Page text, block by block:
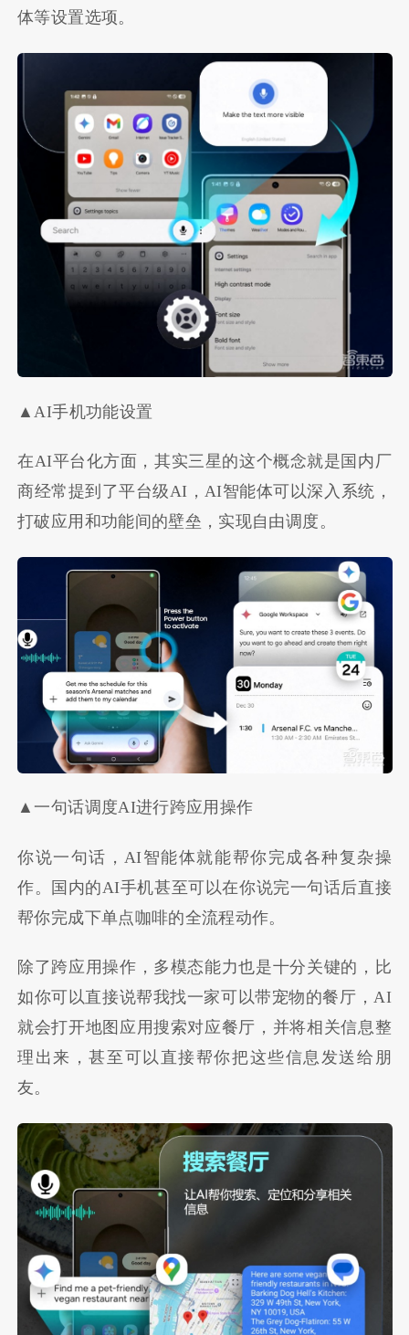
体等设置选项。
▲AI手机功能设置
在AI平台化方面，其实三星的这个概念就是国内厂
商经常提到了平台级AI，AI智能体可以深入系统，
打破应用和功能间的壁垒，实现自由调度。
▲一句话调度AI进行跨应用操作
你说一句话，AI智能体就能帮你完成各种复杂操
作。国内的AI手机甚至可以在你说完一句话后直接
帮你完成下单点咖啡的全流程动作。
除了跨应用操作，多模态能力也是十分关键的，比
如你可以直接说帮我找一家可以带宠物的餐厅，AI
就会打开地图应用搜索对应餐厅，并将相关信息整
理出来，甚至可以直接帮你把这些信息发送给朋
友。